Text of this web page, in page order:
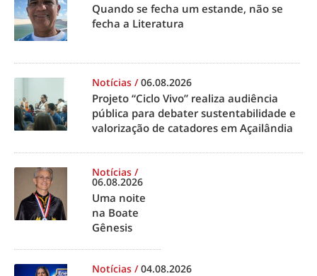
Quando se fecha um estande, não se
fecha a Literatura
Notícias /06.08.2026
Projeto “Ciclo Vivo” realiza audiência
pública para debater sustentabilidade e
valorização de catadores em Açailândia
Notícias /
06.08.2026
Uma noite
na Boate
Gênesis
Notícias /04.08.2026